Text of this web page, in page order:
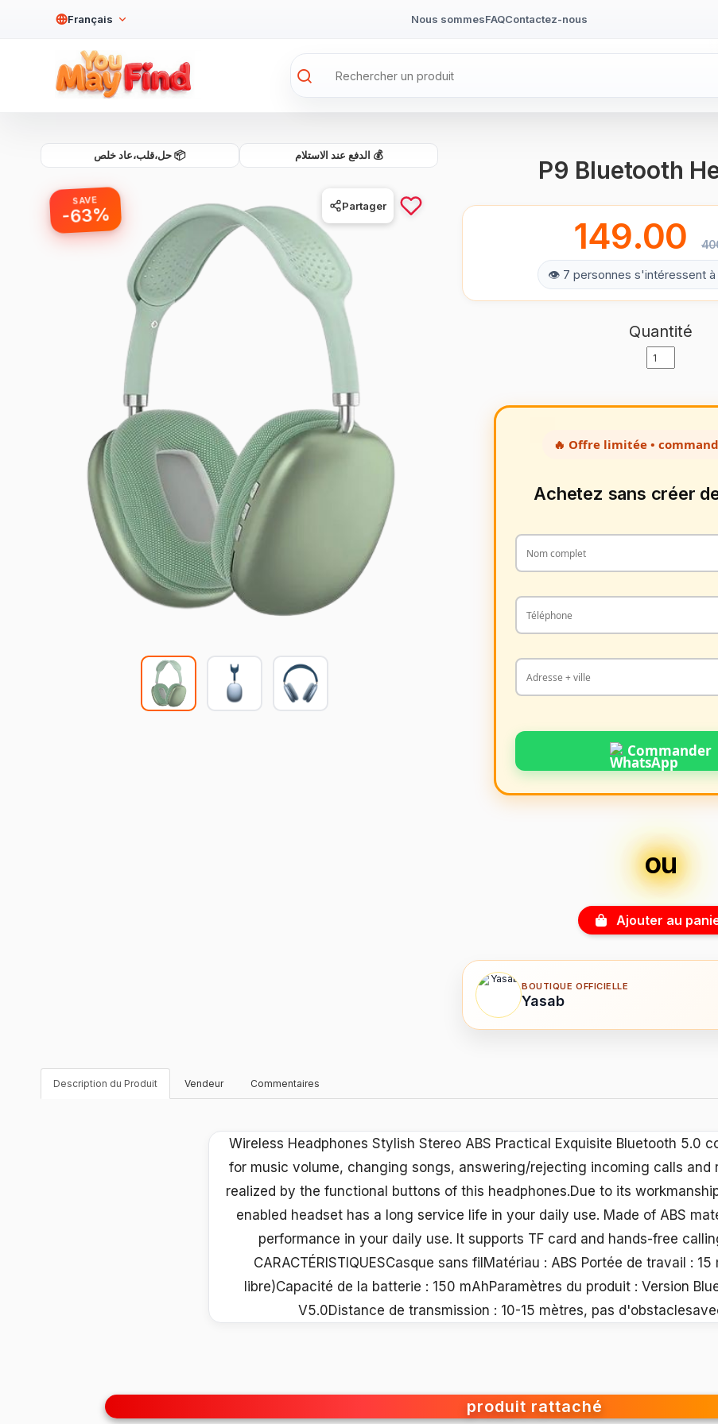
Français Nous sommesFAQContactez-nous
📦 حل،قلب،عاد خلص 💰 الدفع عند الاستلام
SAVE
-63% Partager
P9 Bluetooth
149.00
👁 7 personnes s'intéressent
Quantité
🔥 Offre limitée •
Achetez sans créer
Commander
ou
Ajouter au
BOUTIQUE OFFICIELLE
Yasab
Description du Produit Vendeur Commentaires
Wireless Headphones Stylish Stereo ABS Practical Exquisite Bluetooth 5.0
for music volume, changing songs, answering/rejecting incoming calls and
realized by the functional buttons of this headphones.Due to its
enabled headset has a long service life in your daily use. Made of ABS
performance in your daily use. It supports TF card and hands-free
CARACTÉRISTIQUESCasque sans filMatériau : ABS Portée de travail :
libre)Capacité de la batterie : 150 mAhParamètres du produit : Version
V5.0Distance de transmission : 10-15 mètres, pas
produit rattaché